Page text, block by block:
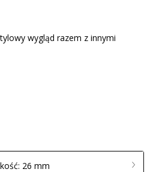
wygląd razem z innymi
26 mm